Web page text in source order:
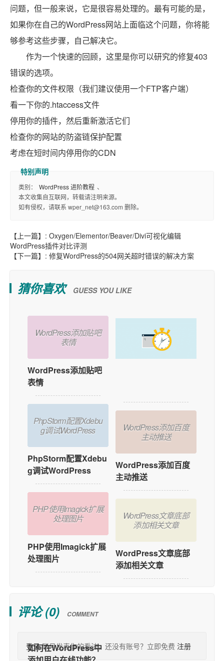
问题，但一般来说，它是很容易处理的。最有可能的是，
如果你在自己的WordPress网站上面临这个问题，你将能
够参考这些步骤，自己解决它。
作为一个快速的回顾，这里是你可以研究的修复403
错误的选项。
检查你的文件权限（我们建议使用一个FTP客户端）
看一下你的.htaccess文件
停用你的插件，然后重新激活它们
检查你的网站的防盗链保护配置
考虑在短时间内停用你的CDN
类别： WordPress 进阶教程 、
本文收集自互联网，转载请注明来源。
如有侵权，请联系 wper_net@163.com 删除。
【上一篇】: Oxygen/Elementor/Beaver/Divi可视化编辑
WordPress插件对比评测
【下一篇】: 修复WordPress的504网关超时错误的解决方案
猜你喜欢 GUESS YOU LIKE
WordPress添加贴吧
表情
WordPress添加贴吧
表情
PhpStorm配置Xdebu
g调试WordPress
PhpStorm配置Xdebu
g调试WordPress
PHP使用Imagick扩展
处理图片
PHP使用Imagick扩展
处理图片
WordPress添加百度
主动推送
WordPress添加百度
主动推送
WordPress文章底部
添加相关文章
WordPress文章底部
添加相关文章
评论 (0) COMMENT
登录账号发表你的看法，还没有账号？立即免费 注册